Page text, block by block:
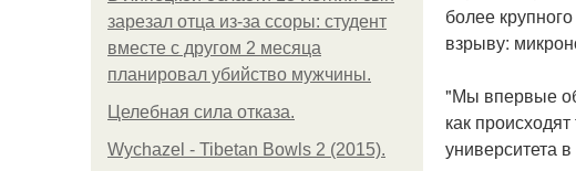
зарезал отца из-за ссоры: студент
вместе с другом 2 месяца
планировал убийство мужчины.
Целебная сила отказа.
Wychazel - Tibetan Bowls 2 (2015).
более
взрыву:
"Мы впервые
как
университета